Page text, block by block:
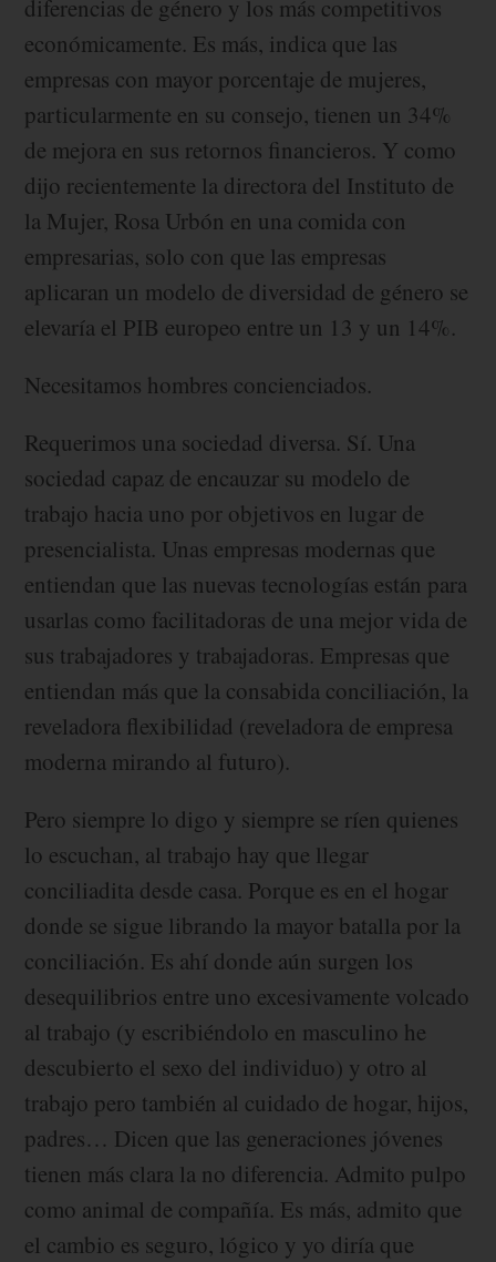
diferencias de género y los más competitivos
económicamente. Es más, indica que las
empresas con mayor porcentaje de mujeres,
particularmente en su consejo, tienen un 34%
de mejora en sus retornos financieros. Y como
dijo recientemente la directora del Instituto de
la Mujer, Rosa Urbón en una comida con
empresarias, solo con que las empresas
aplicaran un modelo de diversidad de género se
elevaría el PIB europeo entre un 13 y un 14%.
Necesitamos hombres concienciados.
Requerimos una sociedad diversa. Sí. Una
sociedad capaz de encauzar su modelo de
trabajo hacia uno por objetivos en lugar de
presencialista. Unas empresas modernas que
entiendan que las nuevas tecnologías están para
usarlas como facilitadoras de una mejor vida de
sus trabajadores y trabajadoras. Empresas que
entiendan más que la consabida conciliación, la
reveladora flexibilidad (reveladora de empresa
moderna mirando al futuro).
Pero siempre lo digo y siempre se ríen quienes
lo escuchan, al trabajo hay que llegar
conciliadita desde casa. Porque es en el hogar
donde se sigue librando la mayor batalla por la
conciliación. Es ahí donde aún surgen los
desequilibrios entre uno excesivamente volcado
al trabajo (y escribiéndolo en masculino he
descubierto el sexo del individuo) y otro al
trabajo pero también al cuidado de hogar, hijos,
padres… Dicen que las generaciones jóvenes
tienen más clara la no diferencia. Admito pulpo
como animal de compañía. Es más, admito que
el cambio es seguro, lógico y yo diría que